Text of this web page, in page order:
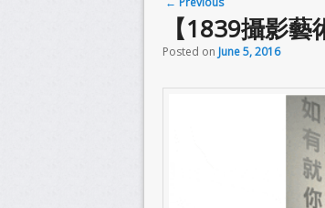
【1839攝影
Posted on June 5, 2016